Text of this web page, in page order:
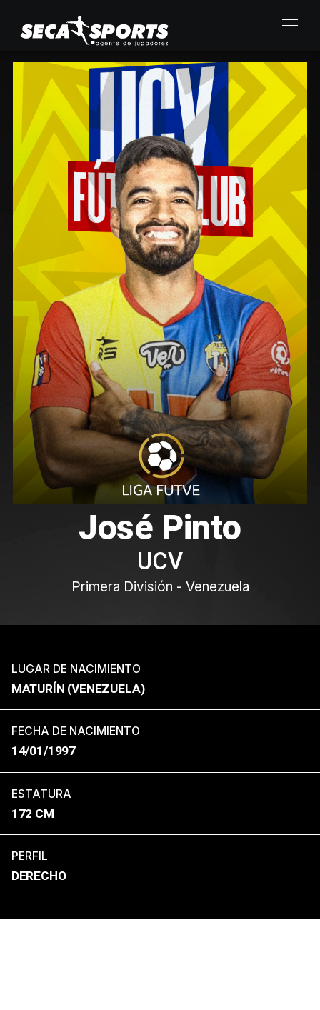
José Pinto
UCV
Primera División - Venezuela
LUGAR DE NACIMIENTO
MATURÍN (VENEZUELA)
FECHA DE NACIMIENTO
14/01/1997
ESTATURA
172 CM
PERFIL
DERECHO